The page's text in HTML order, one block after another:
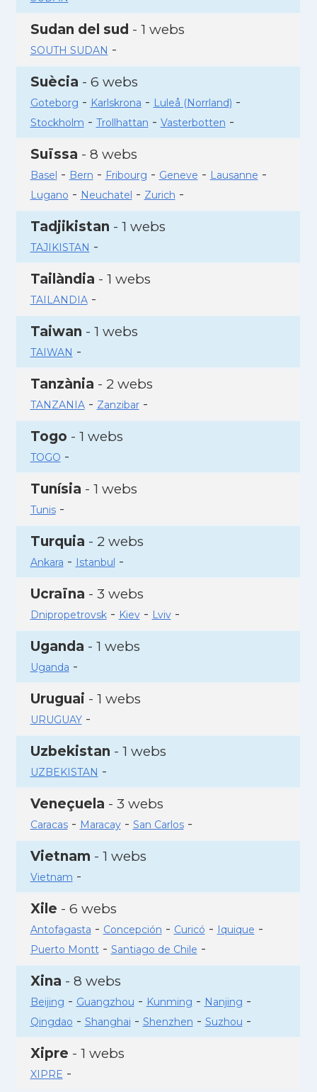
Sudan del sud - 1 webs
SOUTH SUDAN -
Suècia - 6 webs
Goteborg - Karlskrona - Luleå (Norrland) -
Stockholm - Trollhattan - Vasterbotten -
Suïssa - 8 webs
Basel - Bern - Fribourg - Geneve - Lausanne -
Lugano - Neuchatel - Zurich -
Tadjikistan - 1 webs
TAJIKISTAN -
Tailàndia - 1 webs
TAILANDIA-
Taiwan - 1 webs
TAIWAN -
Tanzània - 2 webs
TANZANIA- Zanzibar-
Togo - 1 webs
TOGO -
Tunísia - 1 webs
Tunis-
Turquia - 2 webs
Ankara - Istanbul -
Ucraïna - 3 webs
Dnipropetrovsk- Kiev- Lviv-
Uganda - 1 webs
Uganda -
Uruguai - 1 webs
URUGUAY-
Uzbekistan - 1 webs
UZBEKISTAN -
Veneçuela - 3 webs
Caracas- Maracay- San Carlos-
Vietnam - 1 webs
Vietnam -
Xile - 6 webs
Antofagasta - Concepción - Curicó - Iquique -
Puerto Montt- Santiago de Chile -
Xina - 8 webs
Beijing - Guangzhou - Kunming - Nanjing -
Qingdao - Shanghai - Shenzhen - Suzhou -
Xipre - 1 webs
XIPRE -